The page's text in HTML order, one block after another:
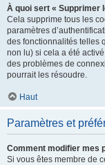
À quoi sert « Supprimer
Cela supprime tous les
paramètres
des fonctionnalités telles
non lu) si cela a été
des problèmes de
pourrait les résoudre.
Haut
Paramètres et
Comment modifier mes
Si vous êtes membre de